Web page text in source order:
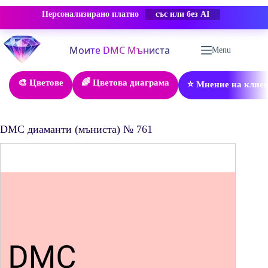
Персонализирано платно -50% ОТСТЪПКА
Skip
to
content
Menu
🎨 Цветове 🌈 Цветова диаграма ⭐ Мнение на
DMC диаманти (мъниста) № 761